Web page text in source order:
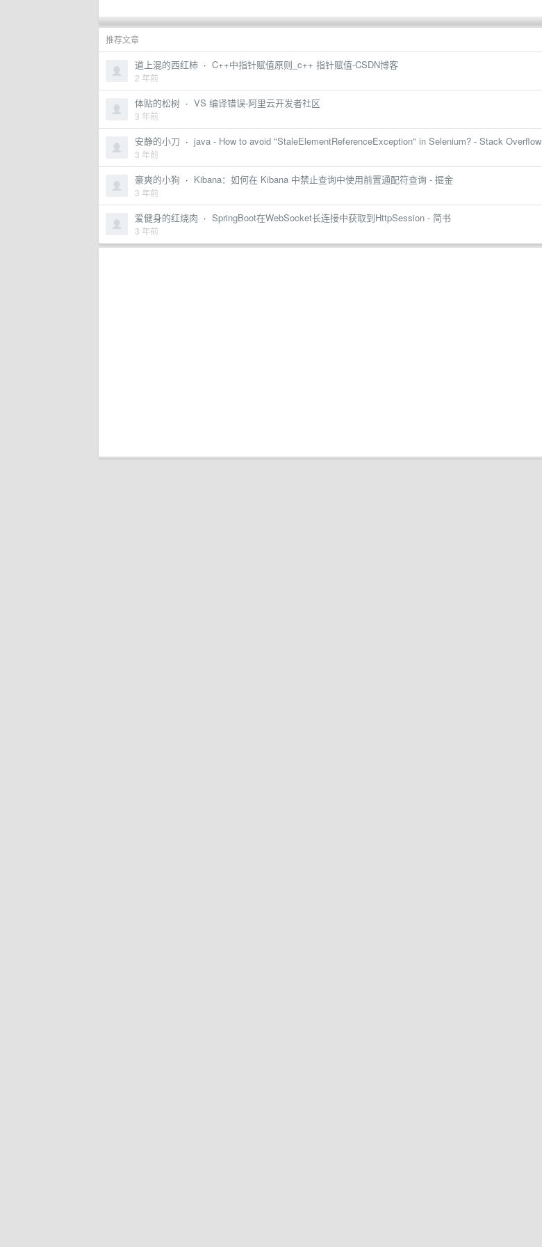
推荐文章
道上混的西红柿 · C++中指针赋值原则_c++ 指针赋值-CSDN博客
2 年前
体贴的松树 · VS 编译错误-阿里云开发者社区
3 年前
安静的小刀 · java - How to avoid "StaleElementReferenceException" in Selenium? - Stack Overflow
3 年前
豪爽的小狗 · Kibana：如何在 Kibana 中禁止查询中使用前置通配符查询 - 掘金
3 年前
爱健身的红烧肉 · SpringBoot在WebSocket长连接中获取到HttpSession - 简书
3 年前